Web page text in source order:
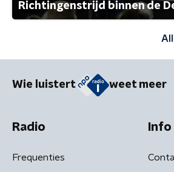
Richtingenstrijd binnen de
Wie luistert weet meer
Radio
Frequenties
Info